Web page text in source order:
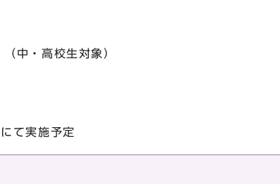
中・高校生対象）
て実施予定